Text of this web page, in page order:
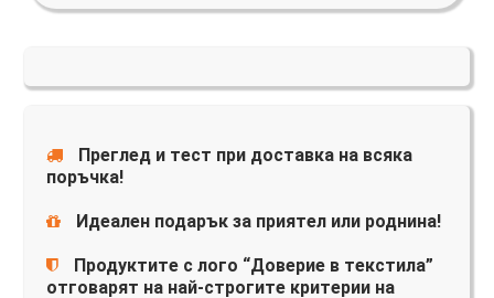
Преглед и тест при доставка на всяка
поръчка!
Идеален подарък за приятел или роднина!
Продуктите с лого “Доверие в текстила”
отговарят на най-строгите критерии на